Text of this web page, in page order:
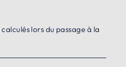
calculés lors du passage à la